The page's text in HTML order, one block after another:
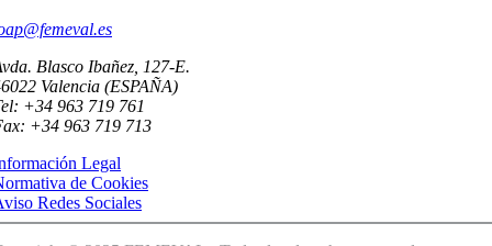
Blasco Ibañez, 127-E.
Valencia (ESPAÑA)
+34 963 719 761
+34 963 719 713
Legal
de Cookies
Redes Sociales